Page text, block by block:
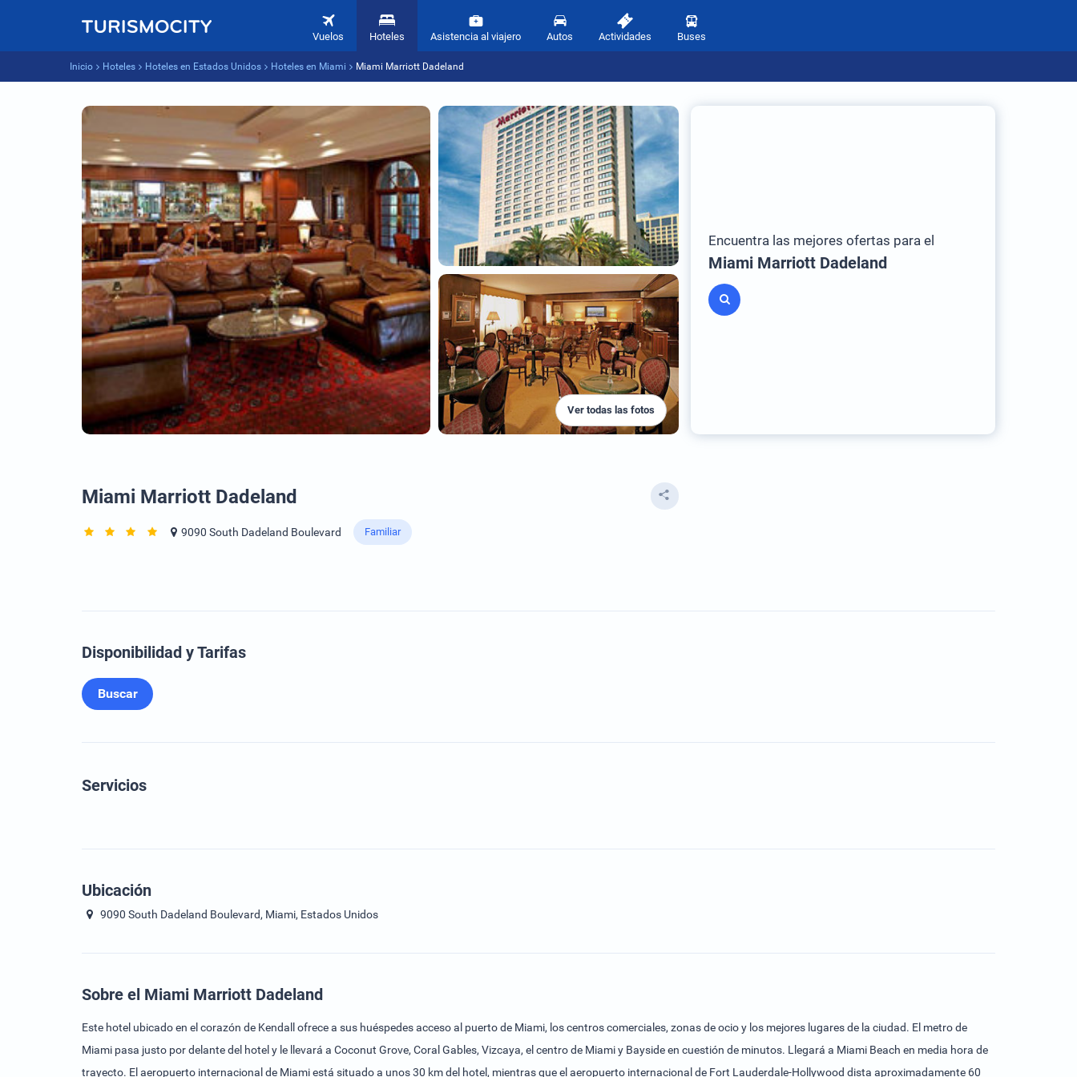
Vuelos Hoteles Asistencia al viajero Autos Actividades Buses
Inicio Hoteles Hoteles en Estados Unidos Hoteles en Miami Miami Marriott Dadeland
Ver todas las fotos
Encuentra las mejores ofertas para el
Miami Marriott Dadeland
Miami Marriott Dadeland
9090 South Dadeland Boulevard Familiar
Disponibilidad y Tarifas
Buscar
Servicios
Ubicación
9090 South Dadeland Boulevard, Miami, Estados Unidos
Sobre el Miami Marriott Dadeland
Este hotel ubicado en el corazón de Kendall ofrece a sus huéspedes acceso al puerto de Miami, los centros comerciales, zonas de ocio y los mejores lugares de la ciudad. El metro de
Miami pasa justo por delante del hotel y le llevará a Coconut Grove, Coral Gables, Vizcaya, el centro de Miami y Bayside en cuestión de minutos. Llegará a Miami Beach en media hora de
trayecto. El aeropuerto internacional de Miami está situado a unos 30 km del hotel, mientras que el aeropuerto internacional de Fort Lauderdale-Hollywood dista aproximadamente 60